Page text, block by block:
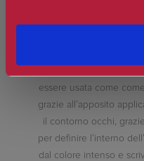
Lunga Durata, best
essere usata come
grazie all’apposito
il contorno occhi,
per definire l’interno
dal colore intenso e